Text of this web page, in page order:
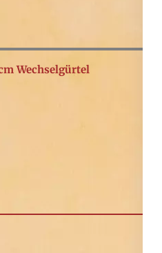
Wechselgürtel